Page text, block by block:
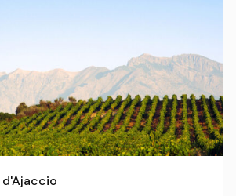
d'Ajaccio